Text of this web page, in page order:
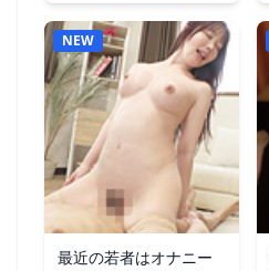
NEW
最近の若者はオナニー